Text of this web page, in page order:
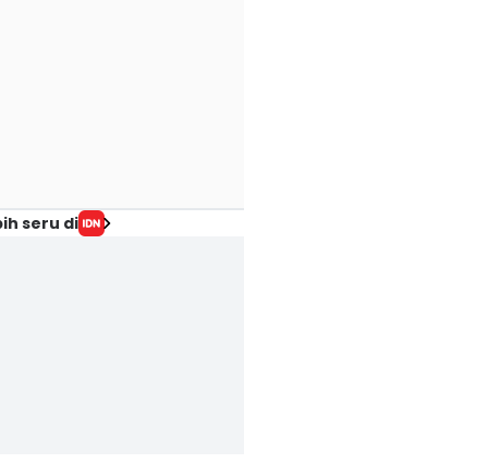
seru di